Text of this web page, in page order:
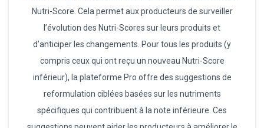
Nutri-Score. Cela permet aux producteurs de surveiller
l’évolution des Nutri-Scores sur leurs produits et
d’anticiper les changements. Pour tous les produits (y
compris ceux qui ont reçu un nouveau Nutri-Score
inférieur), la plateforme Pro offre des suggestions de
reformulation ciblées basées sur les nutriments
spécifiques qui contribuent à la note inférieure. Ces